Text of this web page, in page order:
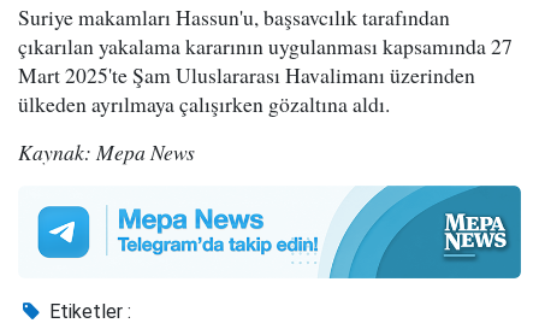
Suriye makamları Hassun'u, başsavcılık tarafından
çıkarılan yakalama kararının uygulanması kapsamında 27
Mart 2025'te Şam Uluslararası Havalimanı üzerinden
ülkeden ayrılmaya çalışırken gözaltına aldı.
Kaynak: Mepa News
Etiketler :